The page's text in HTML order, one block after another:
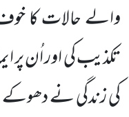
والے حالات کا
تکذیب کی اور اُن پر
کی زندگی نے دھوکے